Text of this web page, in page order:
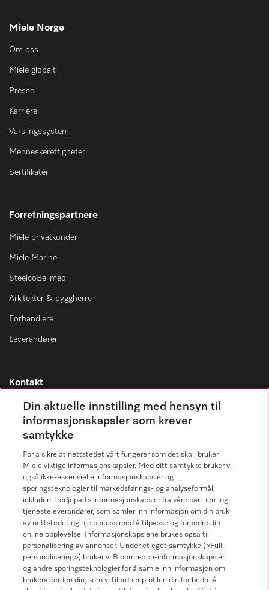
Miele Norge
Om oss
Miele globalt
Presse
Karriere
Varslingssystem
Menneskerettigheter
Sertifikater
Forretningspartnere
Miele privatkunder
Miele Marine
SteelcoBelimed
Arkitekter & byggherre
Forhandlere
Leverandører
Kontakt
Kontaktoversikt
Miele Professional Service
67 17 34 40
Forbrukerkontakt
67 17 31 00
Forhandlersøk
Din aktuelle innstilling med hensyn til
informasjonskapsler som krever
samtykke
For å sikre at nettstedet vårt fungerer som det skal, bruker
Miele viktige informasjonskapsler. Med ditt samtykke bruker vi
også ikke-essensielle informasjonskapsler og
sporingsteknologier til markedsførings- og analyseformål,
inkludert tredjeparts informasjonskapsler fra våre partnere og
tjenesteleverandører, som samler inn informasjon om din bruk
av nettstedet og hjelper oss med å tilpasse og forbedre din
online opplevelse. Informasjonskapslene brukes også til
personalisering av annonser. Under et eget samtykke («Full
personalisering») bruker vi Bloomreach-informasjonskapsler
og andre sporingsteknologier for å samle inn informasjon om
brukeratferden din, som vi tilordner profilen din for bedre å